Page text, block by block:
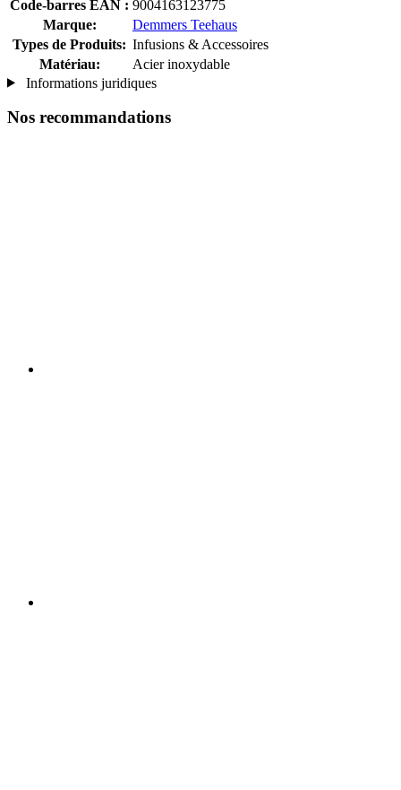
Code-barres EAN : 9004163123775
Marque:
Demmers Teehaus
Types de Produits: Infusions & Accessoires
Matériau:
Acier inoxydable
Informations juridiques
Nos recommandations